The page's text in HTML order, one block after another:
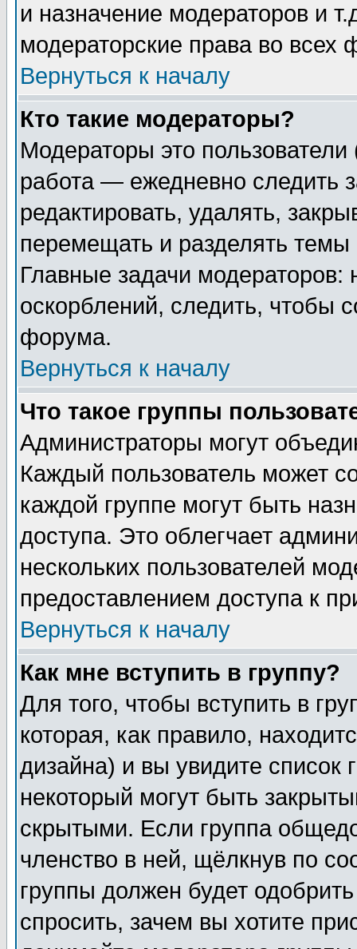
и назначение модераторов и
модераторские права во всех
Вернуться к началу
Кто такие модераторы?
Модераторы это
работа — ежедневно следить
редактировать, удалять,
перемещать и разделять
Главные задачи
оскорблений, следить, чтобы
форума.
Вернуться к началу
Что такое группы
Администраторы могут
Каждый пользователь может
каждой группе могут быть
доступа. Это облегчает
нескольких пользователей
предоставлением доступа к
Вернуться к началу
Как мне вступить в группу?
Для того, чтобы вступить в
которая, как правило,
дизайна) и вы увидите список
некоторый могут быть
скрытыми. Если группа
членство в ней, щёлкнув по
группы должен будет
спросить, зачем вы хотите